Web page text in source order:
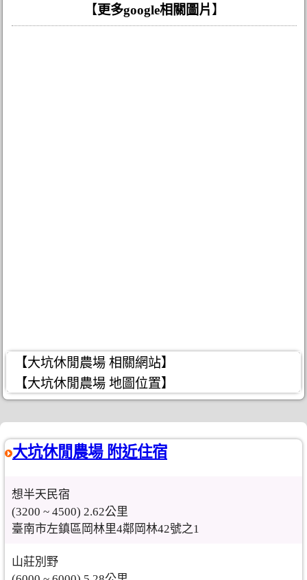
【 更多google相關圖片 】
【大坑休閒農場 相關網站】
【大坑休閒農場 地圖位置】
大坑休閒農場 附近住宿
想半天民宿
(3200 ~ 4500) 2.62公里
臺南市左鎮區岡林里4鄰岡林42號之1
山莊別野